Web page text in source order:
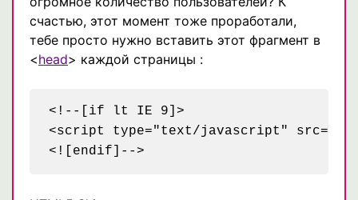
счастью, этот момент тоже проработали,
тебе просто нужно вставить этот фрагмент в
<head> каждой страницы :
<!--[if lt IE 9]>
<script type="text/javascript"